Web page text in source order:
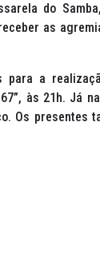
do
as
para a
às 21h. Já
Os presentes